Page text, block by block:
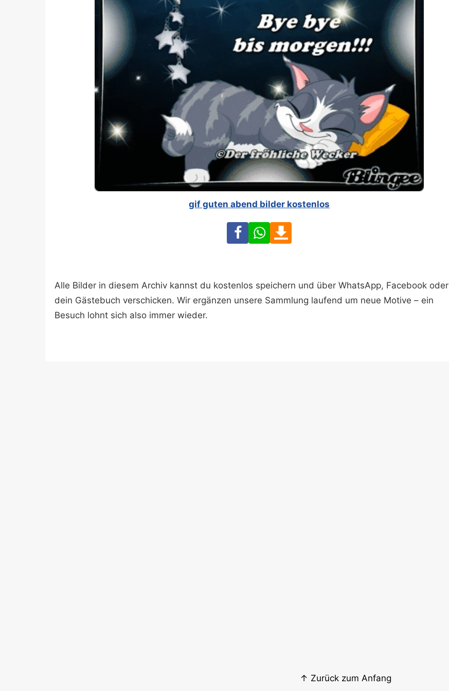
gif guten abend bilder kostenlos
FacebookWhatsApp
Alle Bilder in diesem Archiv kannst du kostenlos speichern und über WhatsApp, Facebook oder
dein Gästebuch verschicken. Wir ergänzen unsere Sammlung laufend um neue Motive – ein
Besuch lohnt sich also immer wieder.
↑ Zurück zum Anfang